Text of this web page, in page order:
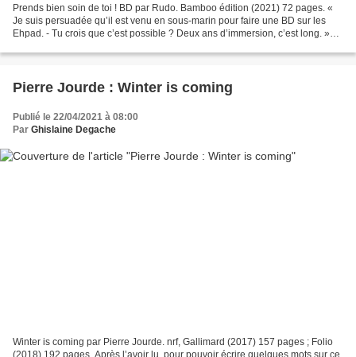
Prends bien soin de toi ! BD par Rudo. Bamboo édition (2021) 72 pages. «
Je suis persuadée qu’il est venu en sous-marin pour faire une BD sur les
Ehpad. - Tu crois que c’est possible ? Deux ans d’immersion, c’est long. »
Pierre Jourde : Winter is coming
Publié le 22/04/2021 à 08:00
Par Ghislaine Degache
Winter is coming par Pierre Jourde. nrf, Gallimard (2017) 157 pages ; Folio
(2018) 192 pages. Après l’avoir lu, pour pouvoir écrire quelques mots sur ce